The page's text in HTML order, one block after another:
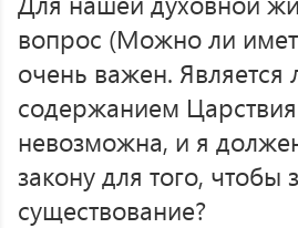
вопрос (Можно ли
очень важен.
содержанием
невозможна, и я
закону для того,
существование?